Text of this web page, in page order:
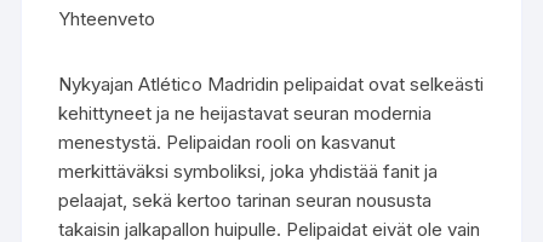
Yhteenveto
Nykyajan Atlético Madridin pelipaidat ovat selkeästi
kehittyneet ja ne heijastavat seuran modernia
menestystä. Pelipaidan rooli on kasvanut
merkittäväksi symboliksi, joka yhdistää fanit ja
pelaajat, sekä kertoo tarinan seuran noususta
takaisin jalkapallon huipulle. Pelipaidat eivät ole vain